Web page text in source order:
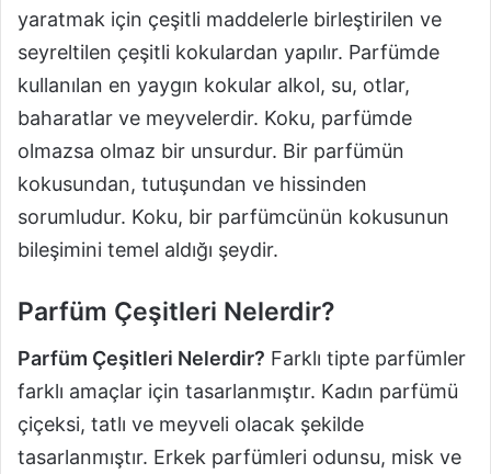
yaratmak için çeşitli maddelerle birleştirilen ve
seyreltilen çeşitli kokulardan yapılır. Parfümde
kullanılan en yaygın kokular alkol, su, otlar,
baharatlar ve meyvelerdir. Koku, parfümde
olmazsa olmaz bir unsurdur. Bir parfümün
kokusundan, tutuşundan ve hissinden
sorumludur. Koku, bir parfümcünün kokusunun
bileşimini temel aldığı şeydir.
Parfüm Çeşitleri Nelerdir?
Parfüm Çeşitleri Nelerdir? Farklı tipte parfümler
farklı amaçlar için tasarlanmıştır. Kadın parfümü
çiçeksi, tatlı ve meyveli olacak şekilde
tasarlanmıştır. Erkek parfümleri odunsu, misk ve